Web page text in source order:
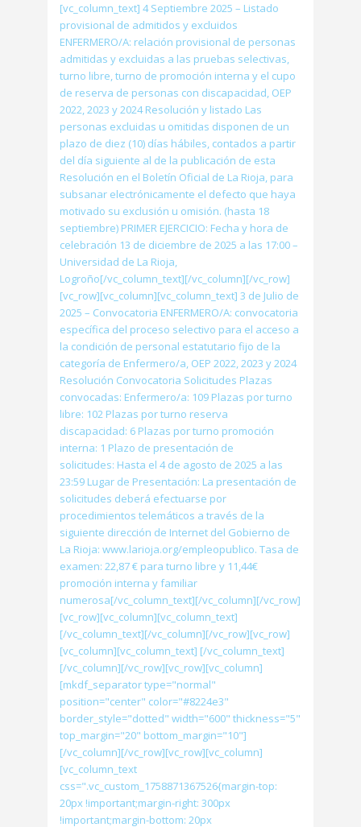
[vc_column_text] 4 Septiembre 2025 – Listado
provisional de admitidos y excluidos
ENFERMERO/A: relación provisional de personas
admitidas y excluidas a las pruebas selectivas,
turno libre, turno de promoción interna y el cupo
de reserva de personas con discapacidad, OEP
2022, 2023 y 2024 Resolución y listado Las
personas excluidas u omitidas disponen de un
plazo de diez (10) días hábiles, contados a partir
del día siguiente al de la publicación de esta
Resolución en el Boletín Oficial de La Rioja, para
subsanar electrónicamente el defecto que haya
motivado su exclusión u omisión. (hasta 18
septiembre) PRIMER EJERCICIO: Fecha y hora de
celebración 13 de diciembre de 2025 a las 17:00 –
Universidad de La Rioja,
Logroño[/vc_column_text][/vc_column][/vc_row]
[vc_row][vc_column][vc_column_text] 3 de Julio de
2025 – Convocatoria ENFERMERO/A: convocatoria
específica del proceso selectivo para el acceso a
la condición de personal estatutario fijo de la
categoría de Enfermero/a, OEP 2022, 2023 y 2024
Resolución Convocatoria Solicitudes Plazas
convocadas: Enfermero/a: 109 Plazas por turno
libre: 102 Plazas por turno reserva
discapacidad: 6 Plazas por turno promoción
interna: 1 Plazo de presentación de
solicitudes: Hasta el 4 de agosto de 2025 a las
23:59 Lugar de Presentación: La presentación de
solicitudes deberá efectuarse por
procedimientos telemáticos a través de la
siguiente dirección de Internet del Gobierno de
La Rioja: www.larioja.org/empleopublico. Tasa de
examen: 22,87 € para turno libre y 11,44€
promoción interna y familiar
numerosa[/vc_column_text][/vc_column][/vc_row]
[vc_row][vc_column][vc_column_text]
[/vc_column_text][/vc_column][/vc_row][vc_row]
[vc_column][vc_column_text] [/vc_column_text]
[/vc_column][/vc_row][vc_row][vc_column]
[mkdf_separator type="normal"
position="center" color="#8224e3"
border_style="dotted" width="600" thickness="5"
top_margin="20" bottom_margin="10"]
[/vc_column][/vc_row][vc_row][vc_column]
[vc_column_text
css=".vc_custom_1758871367526{margin-top:
20px !important;margin-right: 300px
!important;margin-bottom: 20px